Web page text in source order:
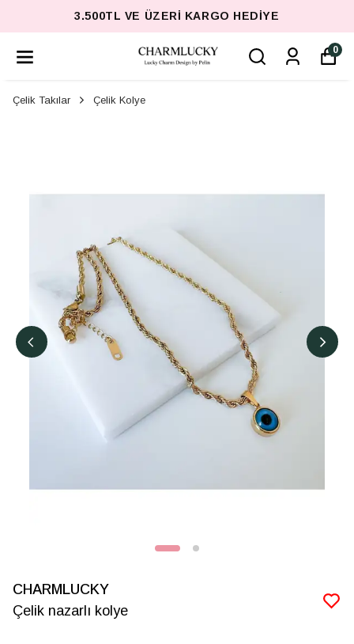
3.500TL VE ÜZERI KARGO HEDIYE
0
Çelik Takılar Çelik Kolye
CHARMLUCKY
Çelik nazarlı kolye